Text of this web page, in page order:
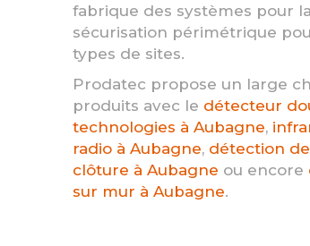
fabrique des systèmes pour la
sécurisation périmétrique
types de sites.
Prodatec propose un large
produits avec le détecteur
technologies à Aubagne,
radio à Aubagne, détection
clôture à Aubagne ou encore
sur mur à Aubagne.